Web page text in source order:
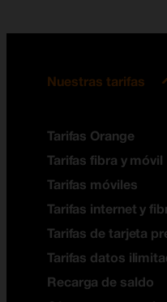
Nuestras tarifas
Tarifas Orange
Tarifas fibra y móvil
Tarifas móviles
Tarifas internet y
Tarifas de tarjeta
Tarifas datos
Recarga de saldo